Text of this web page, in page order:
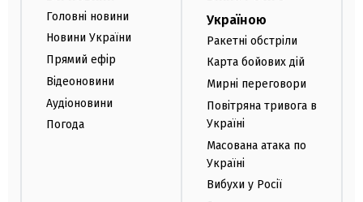
Головні новини
Новини України
Прямий ефір
Відеоновини
Аудіоновини
Погода
Україною
Ракетні обстріли
Карта бойових дій
Мирні переговори
Повітряна тривога в
Україні
Масована атака по
Україні
Вибухи у Росії